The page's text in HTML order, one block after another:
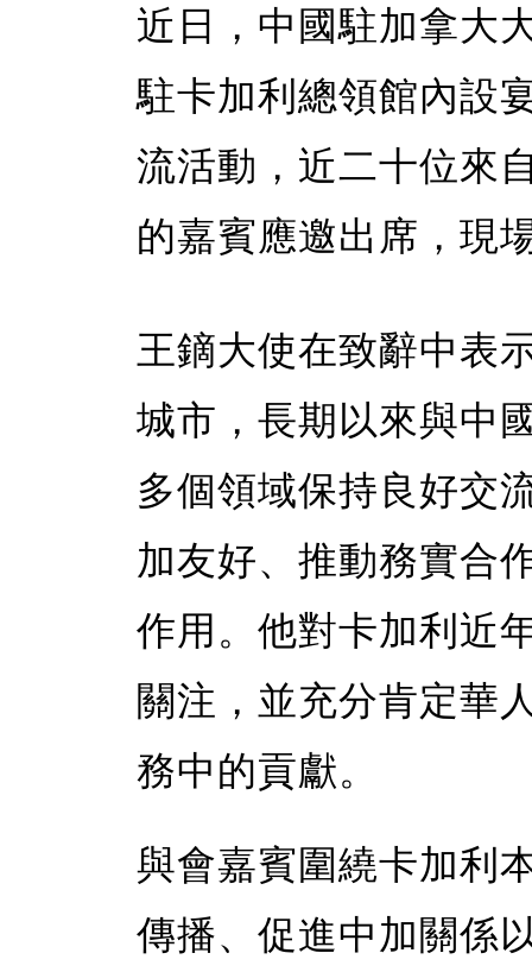
近日，中國駐加拿大
駐卡加利總領館內設
流活動，近二十位來
的嘉賓應邀出席，現
王鏑大使在致辭中表
城市，長期以來與中
多個領域保持良好交
加友好、推動務實合
作用。他對卡加利近
關注，並充分肯定華
務中的貢獻。
與會嘉賓圍繞卡加利
傳播、促進中加關係